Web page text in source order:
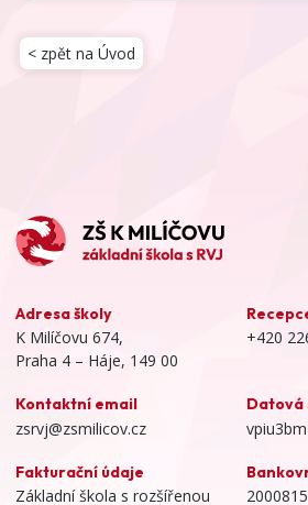
< zpět na Úvod
Adresa školy
K Milíčovu 674,
Praha 4 – Háje, 149 00
+420
Kontaktní email
zsrvj@zsmilicov.cz
Datová
vpiu3bm
Fakturační údaje
Základní škola s rozšířenou